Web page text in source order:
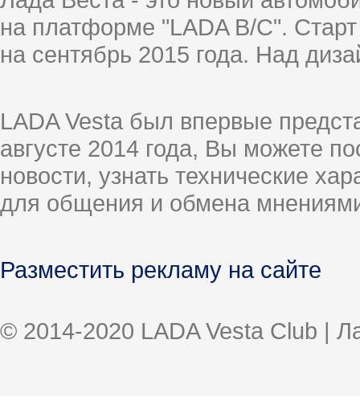
на платформе "LADA B/C".
на сентябрь 2015 года. Над
LADA Vesta был впервые
августе 2014 года, Вы можете
новости, узнать технические
для общения и обмена
Разместить рекламу на сайте
© 2014-2020 LADA Vesta Club |